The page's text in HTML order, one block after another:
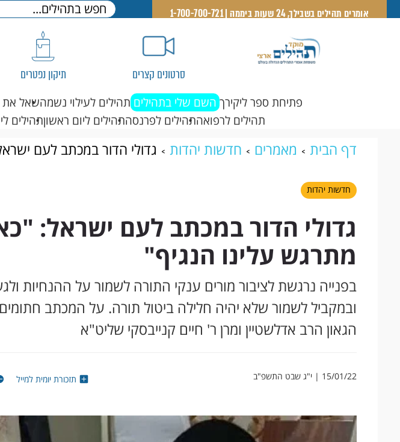
אומרים תהילים בשבילך, 24 שעות ביממה | 1-700-700-721
סרטונים קצרים תיקון נפטרים
פתיחת ספר ליקירך השם שלי בתהילים תהילים לעילוי נשמהשאל את
תהילים לרפואהתהילים לפרנסהתהילים ליום ראשוןתהילים
דף הבית מאמרים חדשות יהדות
גדולי הדור במכתב לעם
מתרגש עלינו הנגיף"
חדשות יהדות
גדולי הדור במכתב לעם ישראל:
מתרגש עלינו הנגיף"
בפנייה נרגשת לציבור מורים ענקי התורה לשמור על ההנחיות
ובמקביל לשמור שלא יהיה חלילה ביטול תורה. על המכתב
הגאון הרב אדלשטיין ומרן ר' חיים קנייבסקי שליט"א
15/01/22 | י"ג שבט התשפ"ב תזכורת יומית למייל